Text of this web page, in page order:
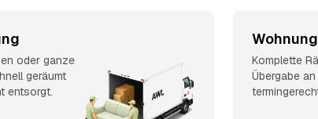
oder ganze
geräumt
entsorgt.
Komplette
Übergabe